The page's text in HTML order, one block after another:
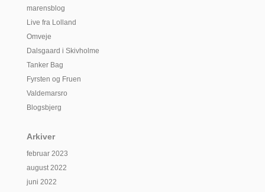
marensblog
Live fra Lolland
Omveje
Dalsgaard i Skivholme
Tanker Bag
Fyrsten og Fruen
Valdemarsro
Blogsbjerg
Arkiver
februar 2023
august 2022
juni 2022